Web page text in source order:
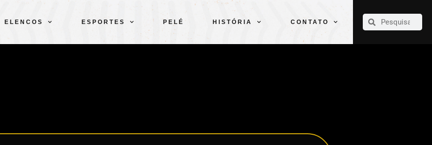
ELENCOS ESPORTES PELÉ HISTÓRIA CONTATO
CLUBE